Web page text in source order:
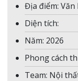
Địa điểm:
Diện tích:
Năm: 2026
Phong cách
Team: Nội